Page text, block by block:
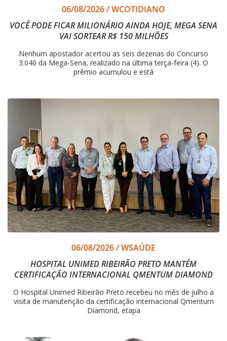
06/08/2026/WCOTIDIANO
VOCÊ PODE FICAR MILIONÁRIO AINDA HOJE, MEGA SENA
VAI SORTEAR R$ 150 MILHÕES
Nenhum apostador acertou as seis dezenas do Concurso
3.040 da Mega-Sena, realizado na última terça-feira (4). O
prêmio acumulou e está
06/08/2026/WSAÚDE
HOSPITAL UNIMED RIBEIRÃO PRETO MANTÉM
CERTIFICAÇÃO INTERNACIONAL QMENTUM DIAMOND
O Hospital Unimed Ribeirão Preto recebeu no mês de julho a
visita de manutenção da certificação internacional Qmentum
Diamond, etapa